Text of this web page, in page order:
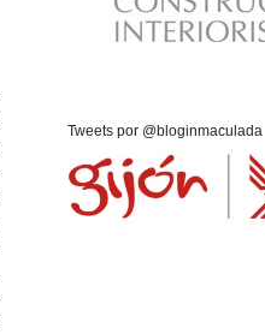
Tweets por @bloginmaculada